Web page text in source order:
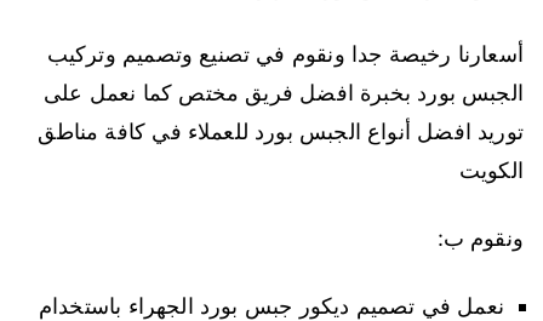
أسعارنا رخيصة جدا ونقوم في تصنيع وتصميم وتركيب
الجبس بورد بخبرة افضل فريق مختص كما نعمل على
توريد افضل أنواع الجبس بورد للعملاء في كافة مناطق
الكويت
ونقوم ب:
نعمل في تصميم ديكور جبس بورد الجهراء باستخدام